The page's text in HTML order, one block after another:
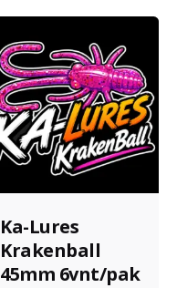
Ka-Lures
Krakenball
45mm 6vnt/pak